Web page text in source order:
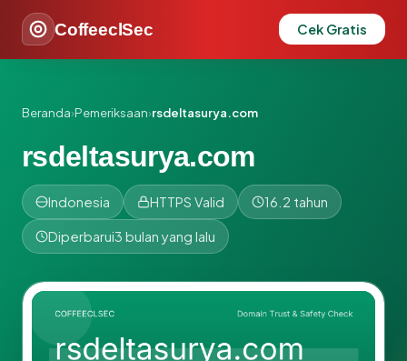
CoffeeclSec Cek Gratis
Beranda›Pemeriksaan›rsdeltasurya.com
rsdeltasurya.com
Indonesia HTTPS Valid 16.2 tahun
Diperbarui3 bulan yang lalu